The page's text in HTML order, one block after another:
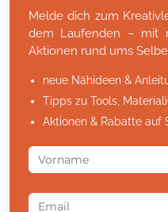
Melde dich zum
dem Laufenden – mit
Aktionen rund ums
neue Nähideen &
Tipps zu Tools,
Aktionen & Rabatte auf